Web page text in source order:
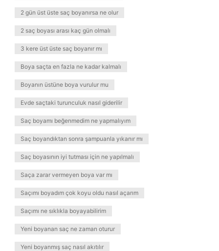
2 gün üst üste saç boyanırsa ne olur
2 saç boyası arası kaç gün olmalı
3 kere üst üste saç boyanır mı
Boya saçta en fazla ne kadar kalmalı
Boyanın üstüne boya vurulur mu
Evde saçtaki turunculuk nasıl giderilir
Saç boyamı beğenmedim ne yapmalıyım
Saç boyandıktan sonra şampuanla yıkanır mı
Saç boyasının iyi tutması için ne yapılmalı
Saça zarar vermeyen boya var mı
Saçımı boyadım çok koyu oldu nasıl açarım
Saçımı ne sıklıkla boyayabilirim
Yeni boyanan saç ne zaman oturur
Yeni boyanmış saç nasıl akıtılır